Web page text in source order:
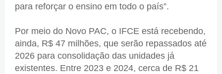
para reforçar o ensino em todo o país”.
Por meio do Novo PAC, o IFCE está recebendo,
ainda, R$ 47 milhões, que serão repassados até
2026 para consolidação das unidades já
existentes. Entre 2023 e 2024, cerca de R$ 21